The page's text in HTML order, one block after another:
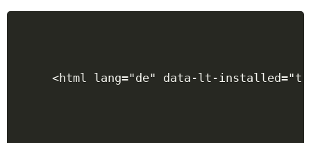
<html lang="de" data-lt-